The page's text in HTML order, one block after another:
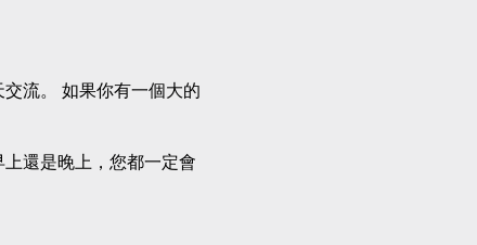
流。 如果你有一個大的
還是晚上，您都一定會